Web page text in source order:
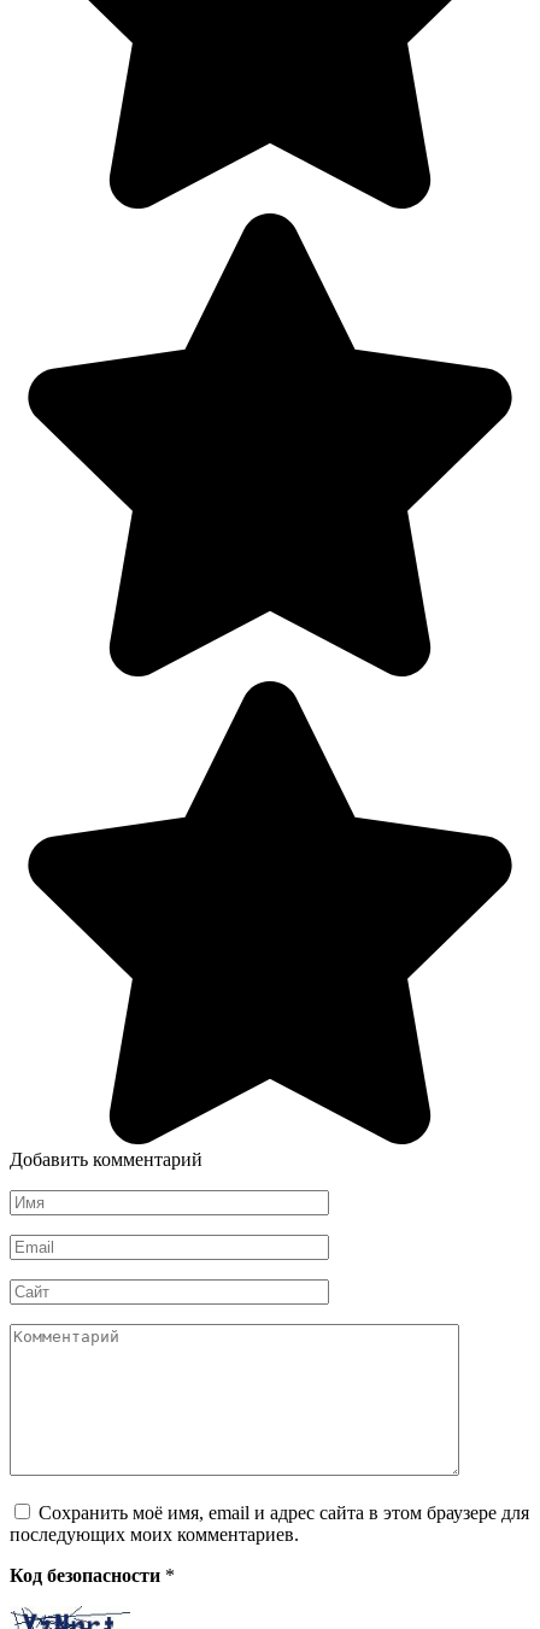
Добавить комментарий
Имя
*
Email
*
Сайт
Комментарий
Сохранить моё имя, email и адрес сайта в этом браузере для
последующих моих комментариев.
Код безопасности *